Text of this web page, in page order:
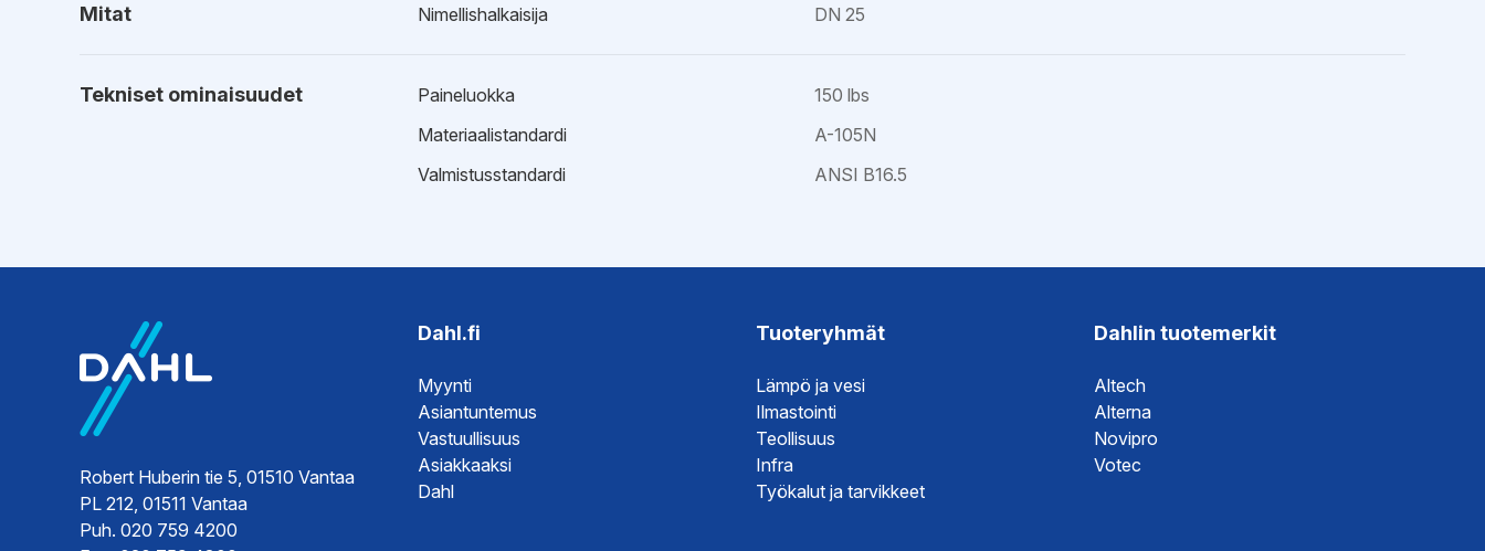
Mitat Nimellishalkaisija DN 25
Tekniset ominaisuudet Paineluokka
150 lbs
Materiaalistandardi
A-105N
Valmistusstandardi
ANSI B16.5
Robert Huberin tie 5, 01510 Vantaa
PL 212, 01511 Vantaa
Puh. 020 759 4200
Dahl.fi
Myynti
Asiantuntemus
Vastuullisuus
Asiakkaaksi
Dahl
Tuoteryhmät
Lämpö ja vesi
Ilmastointi
Teollisuus
Infra
Työkalut ja tarvikkeet
Dahlin tuotemerkit
Altech
Alterna
Novipro
Votec